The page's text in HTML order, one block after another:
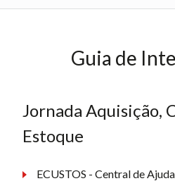
Guia de
Jornada Aquisição,
Estoque
ECUSTOS - Central de Ajuda